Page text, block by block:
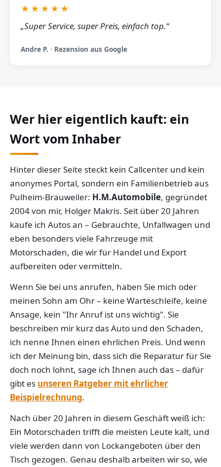
★★★★★
„Super Service, super Preis, einfach top.“
Andre P. · Rezension aus Google
Wer hier eigentlich kauft: ein
Wort vom Inhaber
Hinter dieser Seite steckt kein Callcenter und kein
anonymes Portal, sondern ein Familienbetrieb aus
Pulheim-Brauweiler: H.M.Automobile, gegründet
2004 von mir, Holger Makris. Seit über 20 Jahren
kaufe ich Autos an – Gebrauchte, Unfallwagen und
eben besonders viele Fahrzeuge mit
Motorschaden, die wir für Handel und Export
aufbereiten oder vermitteln.
Wenn Sie bei uns anrufen, haben Sie mich oder
meinen Sohn am Ohr – keine Warteschleife, keine
Ansage, kein "Ihr Anruf ist uns wichtig". Sie
beschreiben mir kurz das Auto und den Schaden,
ich nenne Ihnen einen ehrlichen Preis. Und wenn
ich der Meinung bin, dass sich die Reparatur für Sie
doch noch lohnt, sage ich Ihnen auch das – dafür
gibt es unseren Ratgeber mit ehrlicher
Beispielrechnung.
Nach über 20 Jahren in diesem Geschäft weiß ich:
Ein Motorschaden trifft die meisten Leute kalt, und
viele werden dann von Lockangeboten über den
Tisch gezogen. Genau deshalb arbeiten wir so, wie